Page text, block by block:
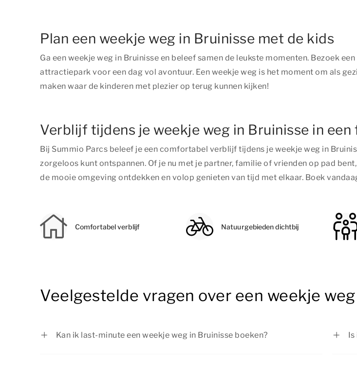
Plan een weekje weg in Bruinisse met de kids
Ga een weekje weg in Bruinisse en beleef samen de leukste momenten. Bezoek
attractiepark voor een dag vol avontuur. Een weekje weg is het moment om als
maken waar de kinderen met plezier op terug kunnen kijken!
Verblijf tijdens je weekje weg in Bruinisse in
Bij Summio Parcs beleef je een comfortabel verblijf tijdens je weekje weg in
zorgeloos kunt ontspannen. Of je nu met je partner, familie of vrienden op pad
de mooie omgeving ontdekken en volop genieten van tijd met elkaar. Boek
Comfortabel verblijf Natuurgebieden dichtbij
Veelgestelde vragen over een weekje
Kan ik last-minute een weekje weg in Bruinisse boeken?
Is